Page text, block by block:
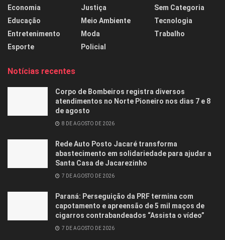
Economia
Educação
Entretenimento
Esporte
Justiça
Meio Ambiente
Moda
Policial
Sem Categoria
Tecnologia
Trabalho
Notícias recentes
Corpo de Bombeiros registra diversos
atendimentos no Norte Pioneiro nos dias 7 e 8
de agosto
8 DE AGOSTO DE 2026
Rede Auto Posto Jacaré transforma
abastecimento em solidariedade para ajudar a
Santa Casa de Jacarezinho
7 DE AGOSTO DE 2026
Paraná: Perseguição da PRF termina com
capotamento e apreensão de 5 mil maços de
cigarros contrabandeados “Assista o vídeo”
7 DE AGOSTO DE 2026